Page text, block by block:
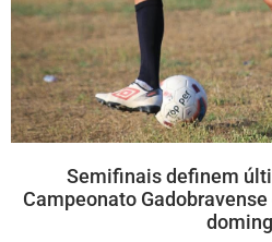
Semifinais definem
Campeonato